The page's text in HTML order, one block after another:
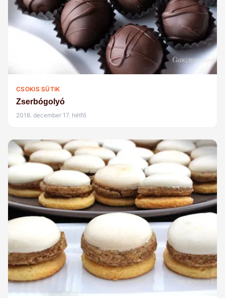
CSOKIS SÜTIK
Zserbógolyó
2018. december 17. hétfő